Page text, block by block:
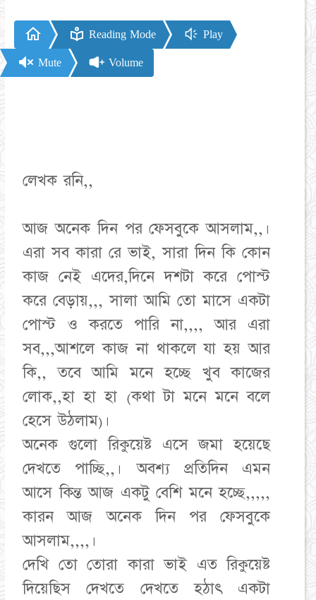
Reading Mode Play
Mute Volume
লেখক রনি,,
আজ অনেক দিন পর ফেসবুকে আসলাম,,।
এরা সব কারা রে ভাই, সারা দিন কি কোন
কাজ নেই এদের,দিনে দশটা করে পোস্ট
করে বেড়ায়,,, সালা আমি তো মাসে একটা
পোস্ট ও করতে পারি না,,,, আর এরা
সব,,,আশলে কাজ না থাকলে যা হয় আর
কি,, তবে আমি মনে হচ্ছে খুব কাজের
লোক,,হা হা হা (কথা টা মনে মনে বলে
হেসে উঠলাম)।
অনেক গুলো রিকুয়েষ্ট এসে জমা হয়েছে
দেখতে পাচ্ছি,,। অবশ্য প্রতিদিন এমন
আসে কিন্ত আজ একটু বেশি মনে হচ্ছে,,,,,
কারন আজ অনেক দিন পর ফেসবুকে
আসলাম,,,,।
দেখি তো তোরা কারা ভাই এত রিকুয়েষ্ট
দিয়েছিস দেখতে দেখতে হঠাৎ একটা